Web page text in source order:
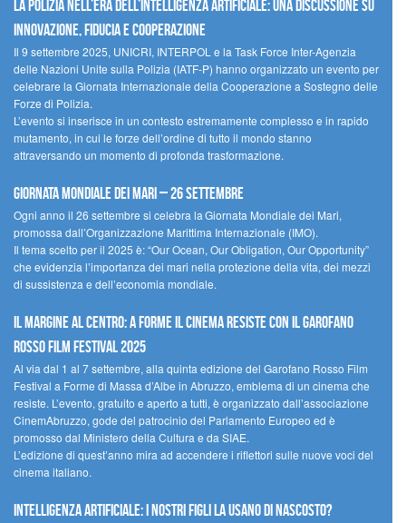
La polizia nell’era dell’Intelligenza Artificiale: una discussione su
innovazione, fiducia e cooperazione
Il 9 settembre 2025, UNICRI, INTERPOL e la Task Force Inter-Agenzia
delle Nazioni Unite sulla Polizia (IATF-P) hanno organizzato un evento per
celebrare la Giornata Internazionale della Cooperazione a Sostegno delle
Forze di Polizia.
L’evento si inserisce in un contesto estremamente complesso e in rapido
mutamento, in cui le forze dell’ordine di tutto il mondo stanno
attraversando un momento di profonda trasformazione.
Giornata Mondiale dei Mari – 26 settembre
Ogni anno il 26 settembre si celebra la Giornata Mondiale dei Mari,
promossa dall’Organizzazione Marittima Internazionale (IMO).
Il tema scelto per il 2025 è: “Our Ocean, Our Obligation, Our Opportunity”
che evidenzia l’importanza dei mari nella protezione della vita, dei mezzi
di sussistenza e dell’economia mondiale.
Il margine al centro: a Forme il cinema resiste con il Garofano
Rosso Film Festival 2025
Al via dal 1 al 7 settembre, alla quinta edizione del Garofano Rosso Film
Festival a Forme di Massa d’Albe in Abruzzo, emblema di un cinema che
resiste. L’evento, gratuito e aperto a tutti, è organizzato dall’associazione
CinemAbruzzo, gode del patrocinio del Parlamento Europeo ed è
promosso dal Ministero della Cultura e da SIAE.
L’edizione di quest’anno mira ad accendere i riflettori sulle nuove voci del
cinema italiano.
Intelligenza artificiale: i nostri figli la usano di nascosto?